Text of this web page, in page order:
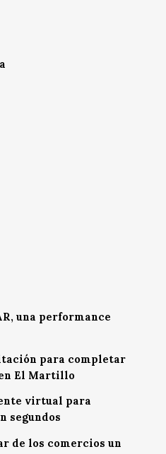
una performance
para completar
El Martillo
virtual para
segundos
de los comercios un